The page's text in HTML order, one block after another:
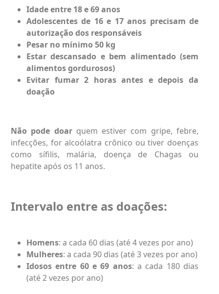
Idade entre 18 e 69 anos
Adolescentes de 16 e 17 anos precisam de
autorização dos responsáveis
Pesar no mínimo 50 kg
Estar descansado e bem alimentado (sem
alimentos gordurosos)
Evitar fumar 2 horas antes e depois da
doação
Não pode doarquem estiver com gripe, febre,
infecções, for alcoólatra crônico ou tiver doenças
como sífilis, malária, doença de Chagas ou
hepatite após os 11 anos.
Intervalo entre as doações:
Homens: a cada 60 dias (até 4 vezes por ano)
Mulheres: a cada 90 dias (até 3 vezes por ano)
Idosos entre 60 e 69 anos: a cada 180 dias
(até 2 vezes por ano)